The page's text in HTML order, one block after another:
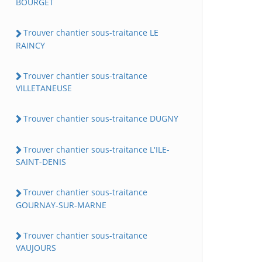
Trouver chantier sous-traitance LE
RAINCY
Trouver chantier sous-traitance
VILLETANEUSE
Trouver chantier sous-traitance DUGNY
Trouver chantier sous-traitance L'ILE-
SAINT-DENIS
Trouver chantier sous-traitance
GOURNAY-SUR-MARNE
Trouver chantier sous-traitance
VAUJOURS